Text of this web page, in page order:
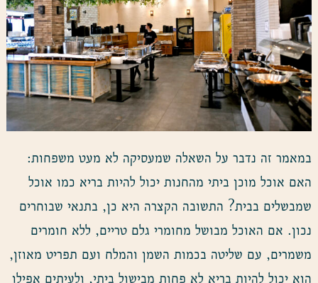
במאמר זה נדבר על השאלה שמעסיקה לא מעט משפחות:
האם אוכל מוכן ביתי מהחנות יכול להיות בריא כמו אוכל
שמבשלים בבית? התשובה הקצרה היא כן, בתנאי שבוחרים
נכון. אם האוכל מבושל מחומרי גלם טריים, ללא חומרים
משמרים, עם שליטה בכמות השמן והמלח ועם תפריט מאוזן,
הוא יכול להיות בריא לא פחות מבישול ביתי, ולעיתים אפילו